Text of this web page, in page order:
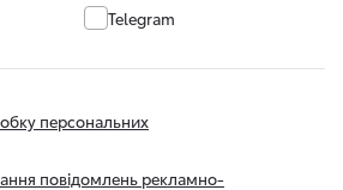
Telegram
персональних
повідомлень рекламно-